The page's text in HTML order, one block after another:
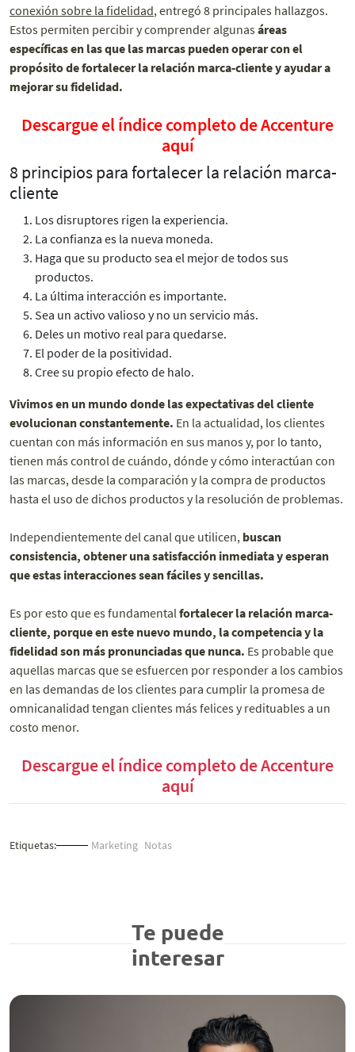
conexión sobre la fidelidad, entregó 8 principales hallazgos.
Estos permiten percibir y comprender algunasáreas
específicas en las que las marcas pueden operar con el
propósito de fortalecer la relación marca-cliente y ayudar a
mejorar su fidelidad.
Descargue el índice completo de Accenture
aquí
8 principios para fortalecer la relación marca-
cliente
Los disruptores rigen la experiencia.
La confianza es la nueva moneda.
Haga que su producto sea el mejor de todos sus
productos.
La última interacción es importante.
Sea un activo valioso y no un servicio más.
Deles un motivo real para quedarse.
El poder de la positividad.
Cree su propio efecto de halo.
Vivimos en un mundo donde las expectativas del cliente
evolucionan constantemente. En la actualidad, los clientes
cuentan con más información en sus manos y, por lo tanto,
tienen más control de cuándo, dónde y cómo interactúan con
las marcas, desde la comparación y la compra de productos
hasta el uso de dichos productos y la resolución de problemas.
Independientemente del canal que utilicen, buscan
consistencia, obtener una satisfacción inmediata y esperan
que estas interacciones sean fáciles y sencillas.
Es por esto que es fundamental fortalecer la relación marca-
cliente, porque en este nuevo mundo, la competencia y la
fidelidad son más pronunciadas que nunca. Es probable que
aquellas marcas que se esfuercen por responder a los cambios
en las demandas de los clientes para cumplir la promesa de
omnicanalidad tengan clientes más felices y redituables a un
costo menor.
Descargue el índice completo de Accenture
aquí
Etiquetas: Marketing Notas
Te puede
interesar